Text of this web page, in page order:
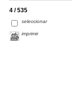
4 / 535
seleccionar
imprimir